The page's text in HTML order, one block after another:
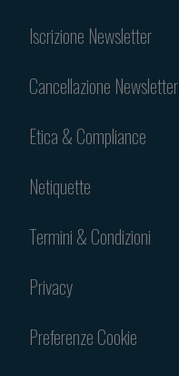
Iscrizione Newsletter
Cancellazione Newsletter
Etica & Compliance
Netiquette
Termini & Condizioni
Privacy
Preferenze Cookie